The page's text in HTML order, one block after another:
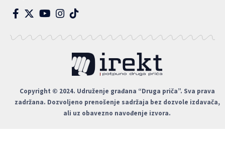
Copyright © 2024. Udruženje građana “Druga priča”. Sva prava
zadržana. Dozvoljeno prenošenje sadržaja bez dozvole izdavača,
ali uz obavezno navođenje izvora.